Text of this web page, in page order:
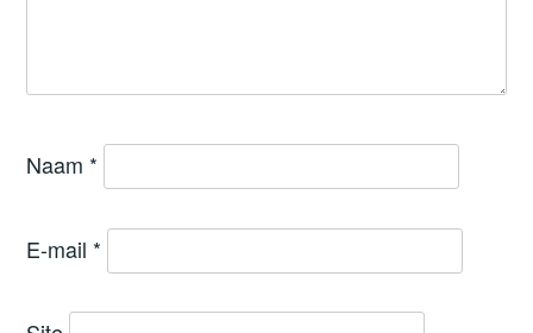
Naam *
E-mail *